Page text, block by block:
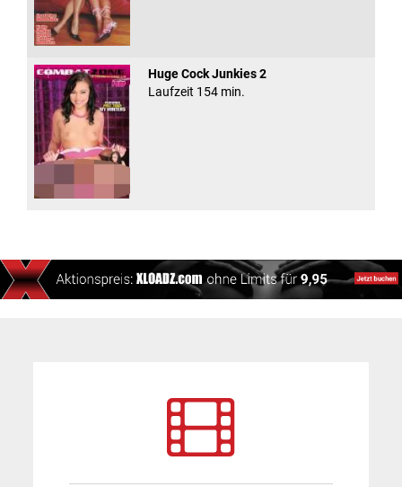
Huge Cock Junkies 2
Laufzeit 154 min.